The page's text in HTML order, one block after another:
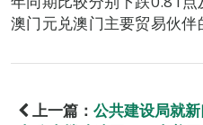
澳门元兑澳门主要贸易伙伴
上一篇： 公共建设局就